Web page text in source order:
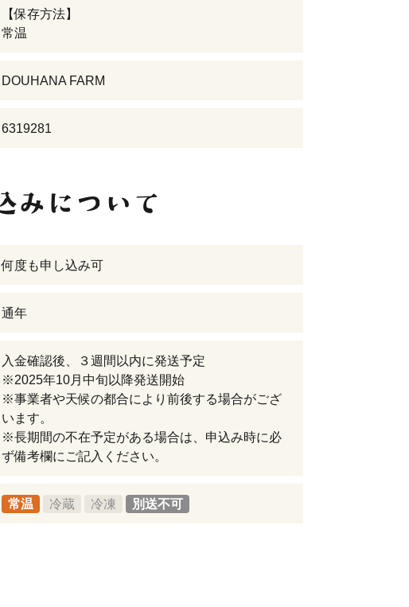
【保存方法】
常温
DOUHANA FARM
6319281
何度も申し込み可
通年
入金確認後、３週間以内に発送予定
※2025年10月中旬以降発送開始
※事業者や天候の都合により前後する場合がござ
います。
※長期間の不在予定がある場合は、申込み時に必
ず備考欄にご記入ください。
常温 冷蔵 冷凍 別送不可